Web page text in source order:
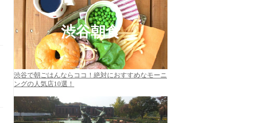
渋谷朝食
渋谷で朝ごはんならココ！絶対におすすめなモーニ
ングの人気店10選！